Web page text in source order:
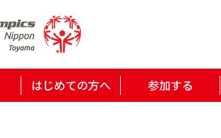
はじめての方へ 参加する